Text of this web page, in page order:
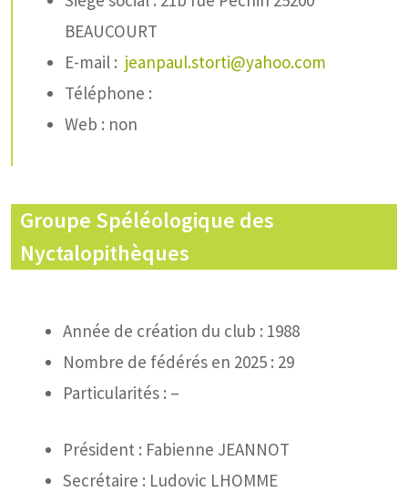
BEAUCOURT
E-mail : jeanpaul.storti@yahoo.com
Téléphone :
Web : non
Groupe Spéléologique des
Nyctalopithèques
Année de création du club : 1988
Nombre de fédérés en 2025 : 29
Particularités : –
Président : Fabienne JEANNOT
Secrétaire : Ludovic LHOMME